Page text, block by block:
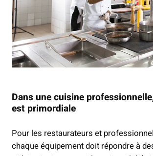
Dans une cuisine
est primordiale
Pour les restaurateurs et
chaque équipement doit répondre à